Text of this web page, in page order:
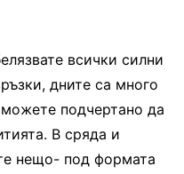
всички силни
дните са много
подчертано да
В сряда и
нещо- под формата